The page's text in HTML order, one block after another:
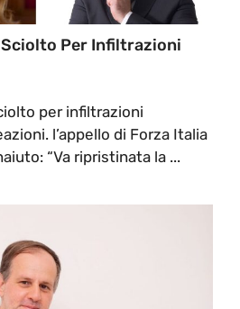
Sciolto Per Infiltrazioni
per infiltrazioni
l’appello di Forza Italia
“Va ripristinata la ...